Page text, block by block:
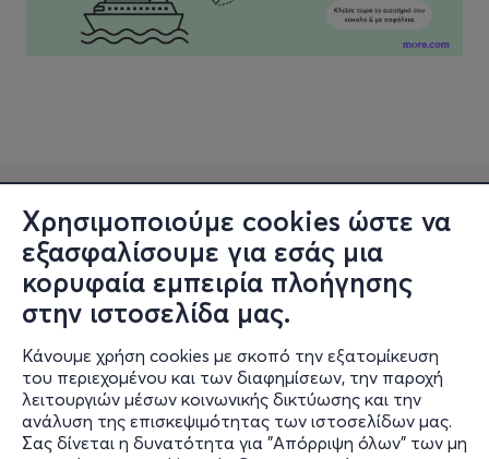
Χρησιμοποιούμε cookies ώστε να
εξασφαλίσουμε για εσάς μια
κορυφαία εμπειρία πλοήγησης
στην ιστοσελίδα μας.
Κάνουμε χρήση cookies με σκοπό την εξατομίκευση
του περιεχομένου και των διαφημίσεων, την παροχή
λειτουργιών μέσων κοινωνικής δικτύωσης και την
ανάλυση της επισκεψιμότητας των ιστοσελίδων μας.
Σας δίνεται η δυνατότητα για "Απόρριψη όλων" των μη
Πληροφορίες
Υποστήριξη